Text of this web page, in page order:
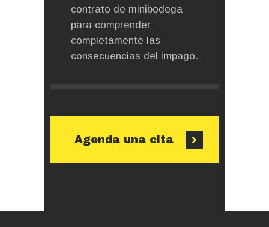
contrato de minibodega
para comprender
completamente las
consecuencias del impago.
Agenda una cita